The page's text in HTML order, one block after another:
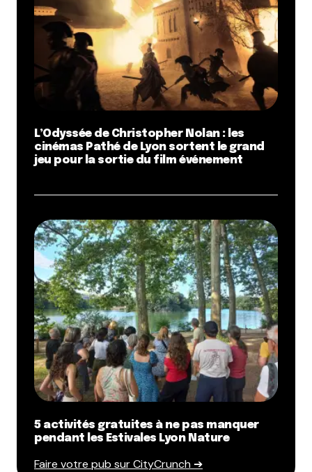
L’Odyssée de Christopher Nolan : les
cinémas Pathé de Lyon sortent le grand
jeu pour la sortie du film événement
5 activités gratuites à ne pas manquer
pendant les Estivales Lyon Nature
Faire votre pub sur CityCrunch ➔